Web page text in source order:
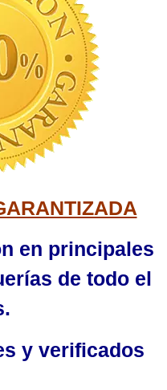
en principales
de todo el
y verificados